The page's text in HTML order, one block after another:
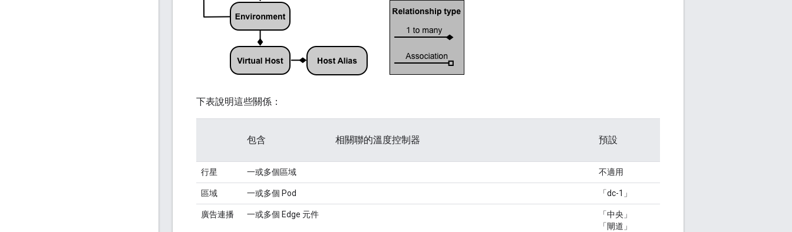
下表說明這些關係：
包含 相關聯的溫度控制器 預設
行星 一或多個區域 不適用
區域 一或多個 Pod 「dc-1」
廣告連播 一或多個 Edge 元件
「中央」
「閘道」